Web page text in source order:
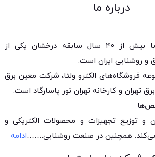
درباره ما
گروه صنعتی ولتا با بیش از ۴۰ سال سابقه درخشان یکی از
و روشنایی ایران است.
فروشگاه‌های الکترو ولتا، شرکت معین برق
تهران و کارخانه تهران نور پاسارگاد است.
و توزیع تجهیزات و محصولات الکتریکی و
می‌کند. همچنین در صنعت روشنایی.……ادامه